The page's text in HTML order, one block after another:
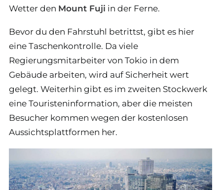
Wetter den Mount Fuji in der Ferne.
Bevor du den Fahrstuhl betrittst, gibt es hier
eine Taschenkontrolle. Da viele
Regierungsmitarbeiter von Tokio in dem
Gebäude arbeiten, wird auf Sicherheit wert
gelegt. Weiterhin gibt es im zweiten Stockwerk
eine Touristeninformation, aber die meisten
Besucher kommen wegen der kostenlosen
Aussichtsplattformen her.